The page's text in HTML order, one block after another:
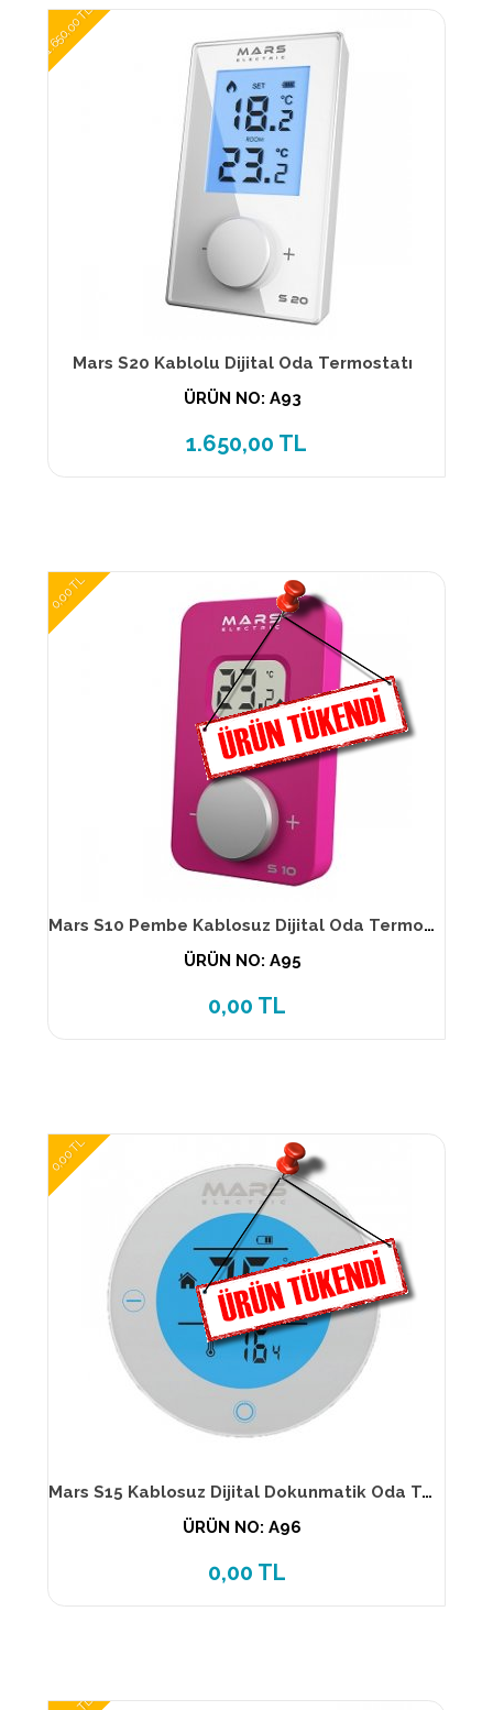
1.650,00 TL
Mars S20 Kablolu Dijital Oda Termostatı
ÜRÜN NO: A93
1.650,00 TL
0,00 TL
Mars S10 Pembe Kablosuz Dijital Oda Termostatı
ÜRÜN NO: A95
0,00 TL
0,00 TL
Mars S15 Kablosuz Dijital Dokunmatik Oda Termostatı
ÜRÜN NO: A96
0,00 TL